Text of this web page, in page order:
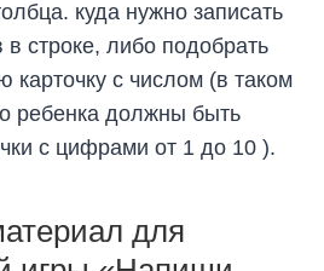
куда нужно записать
в строке, либо подобрать
карточку с числом (в таком
ребенка должны быть
с цифрами от 1 до 10 ).
для